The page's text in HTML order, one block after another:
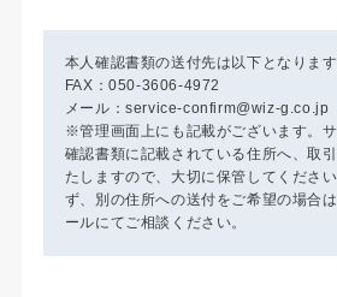
本人確認書類の送付先は以下となります
FAX：050-3606-4972
メール：service-confirm@wiz-g.co.jp
※管理画面上にも記載がございます。
確認書類に記載されている住所へ、取
たしますので、大切に保管してくださ
ず、別の住所への送付をご希望の場合
ールにてご相談ください。